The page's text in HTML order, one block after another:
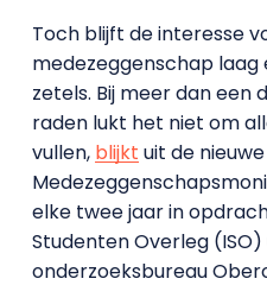
Toch blijft de interesse
medezeggenschap
zetels. Bij meer dan
raden lukt het niet om
vullen, blijkt uit de nieuwe
elke twee jaar in
Studenten Overleg
onderzoeksbureau